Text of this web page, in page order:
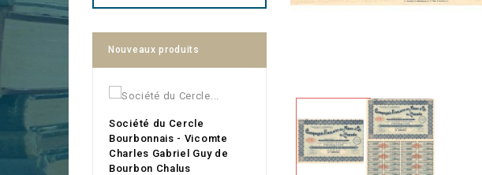
Nouveaux produits
Société du Cercle
Bourbonnais - Vicomte
Charles Gabriel Guy de
Bourbon Chalus